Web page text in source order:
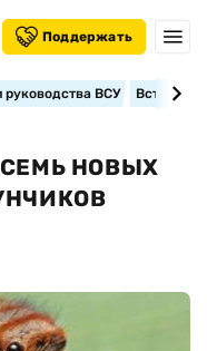
Поддержать
руководства ВСУ
НОВЫХ